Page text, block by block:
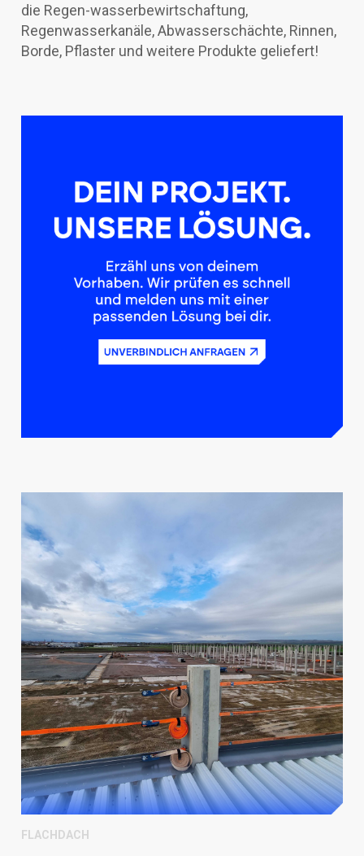
die Regen-wasserbewirtschaftung,
Regenwasserkanäle, Abwasserschächte, Rinnen,
Borde, Pflaster und weitere Produkte geliefert!
FLACHDACH